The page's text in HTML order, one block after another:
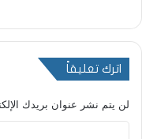
اترك تعليقاً
لن يتم نشر عنوان بريدك